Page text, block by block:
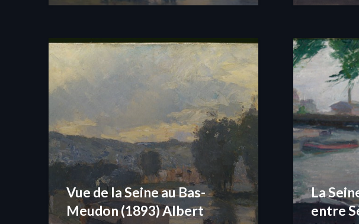
Vue de la Seine au Bas-
Meudon (1893) Albert
La
entre